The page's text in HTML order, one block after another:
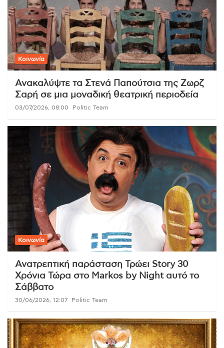
Κοινωνία
Ανακαλύψτε τα Στενά Παπούτσια της Ζωρζ
Σαρή σε μια μοναδική θεατρική περιοδεία
03/07/2026, 08:00 Politic Team
Κοινωνία
Ανατρεπτική παράσταση Τρώει Story 30
Χρόνια Τώρα στο Markos by Night αυτό το
Σάββατο
30/06/2026, 12:07 Politic Team